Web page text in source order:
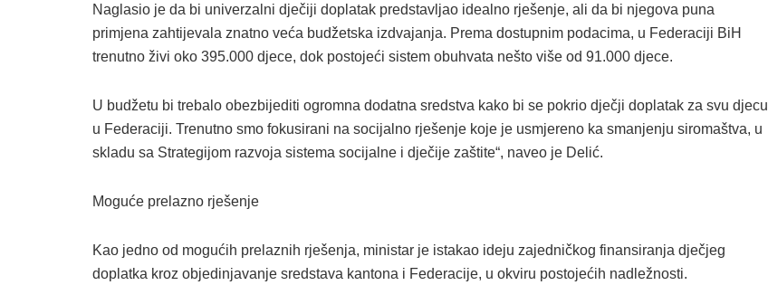
Naglasio je da bi univerzalni dječiji doplatak predstavljao idealno rješenje, ali da bi njegova puna
primjena zahtijevala znatno veća budžetska izdvajanja. Prema dostupnim podacima, u Federaciji BiH
trenutno živi oko 395.000 djece, dok postojeći sistem obuhvata nešto više od 91.000 djece.
U budžetu bi trebalo obezbijediti ogromna dodatna sredstva kako bi se pokrio dječji doplatak za svu djecu
u Federaciji. Trenutno smo fokusirani na socijalno rješenje koje je usmjereno ka smanjenju siromaštva, u
skladu sa Strategijom razvoja sistema socijalne i dječije zaštite“, naveo je Delić.
Moguće prelazno rješenje
Kao jedno od mogućih prelaznih rješenja, ministar je istakao ideju zajedničkog finansiranja dječjeg
doplatka kroz objedinjavanje sredstava kantona i Federacije, u okviru postojećih nadležnosti.